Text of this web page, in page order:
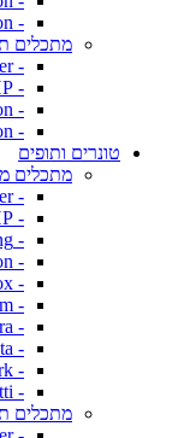
- Canon
מתכלים
- Brother
- HP
- Epson
- Canon
טונרים ותופים
מתכלים
- Brother
- HP
- Samsung
- Canon
- Xerox
- Pantum
- Kyocera
- Konica Minolta
- Lexmark
- Olivetti
מתכלים